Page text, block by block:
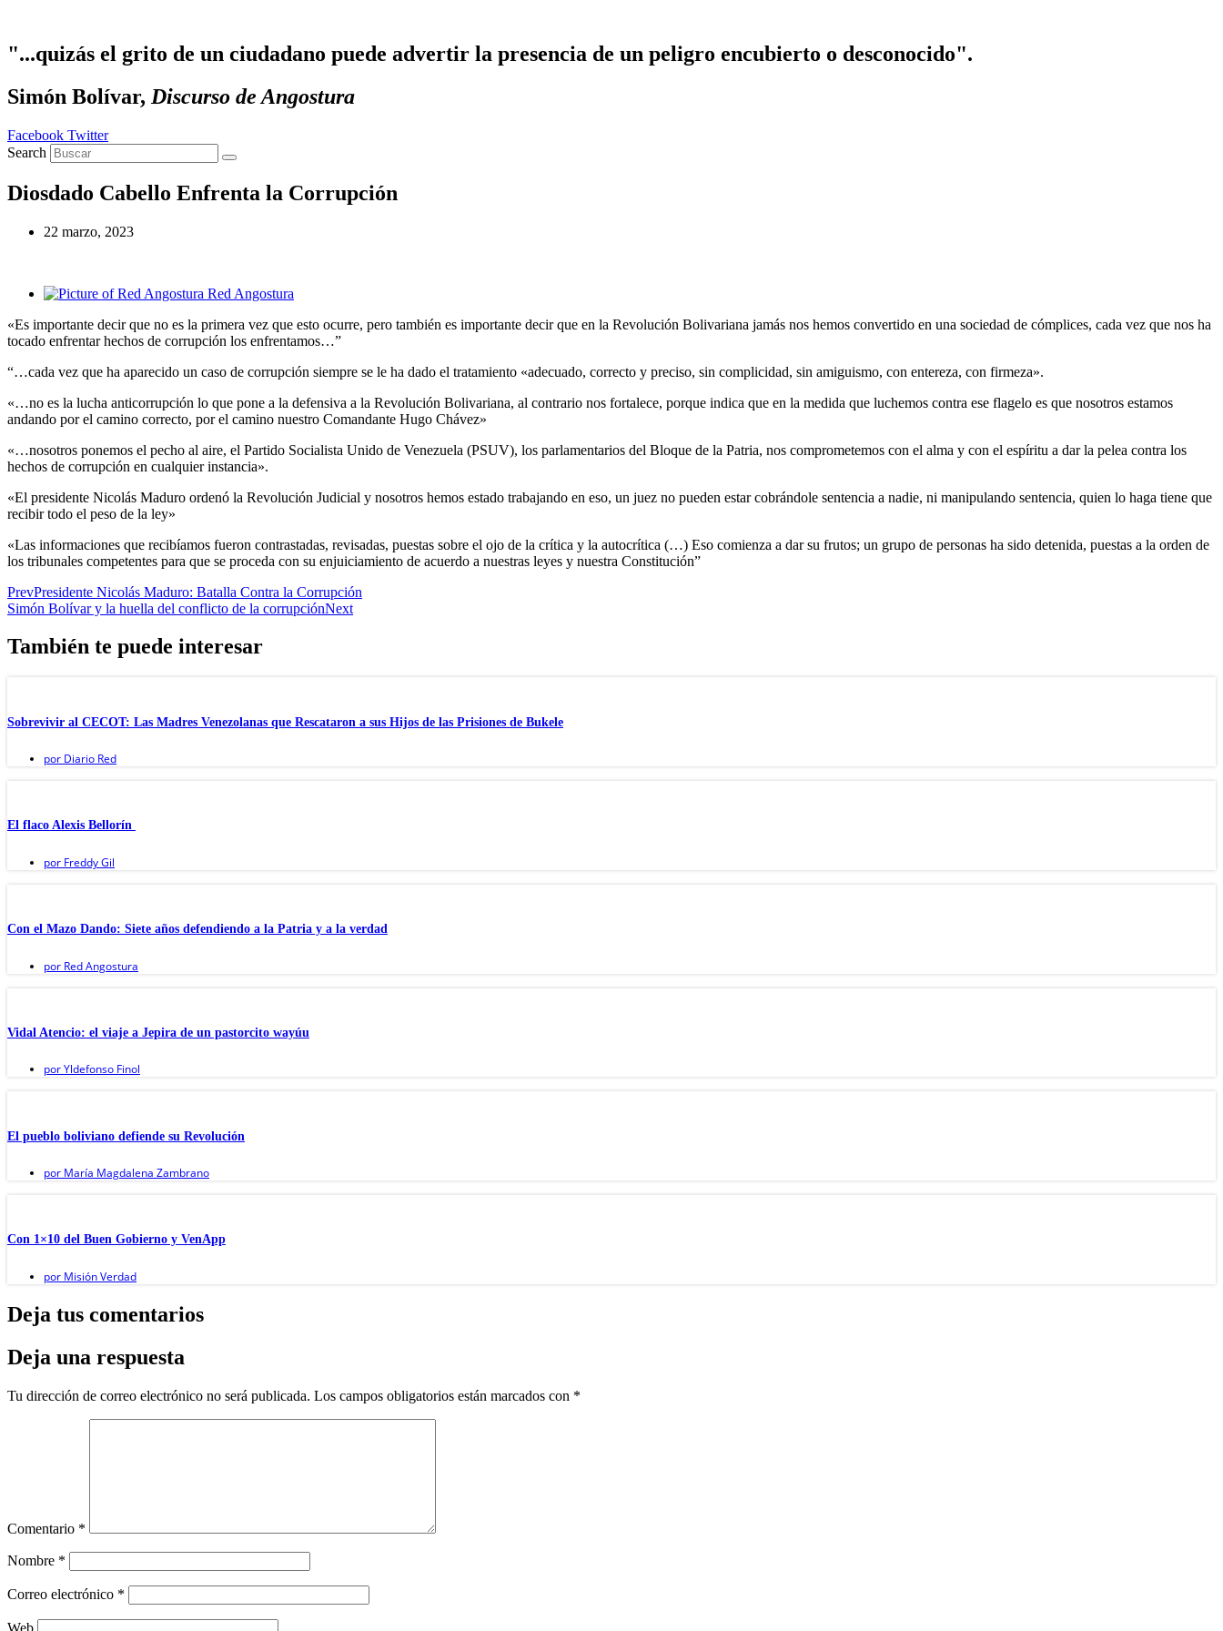
contenido
"...quizás el grito de un ciudadano puede advertir la presencia de un peligro encubierto o desconocido".
Simón Bolívar, Discurso de Angostura
Facebook Twitter
Search
Diosdado Cabello Enfrenta la Corrupción
22 marzo, 2023
Red Angostura
«Es importante decir que no es la primera vez que esto ocurre, pero también es importante decir que en la Revolución Bolivariana jamás nos hemos convertido en una sociedad de cómplices, cada vez que nos ha
tocado enfrentar hechos de corrupción los enfrentamos…”
“…cada vez que ha aparecido un caso de corrupción siempre se le ha dado el tratamiento «adecuado, correcto y preciso, sin complicidad, sin amiguismo, con entereza, con firmeza».
«…no es la lucha anticorrupción lo que pone a la defensiva a la Revolución Bolivariana, al contrario nos fortalece, porque indica que en la medida que luchemos contra ese flagelo es que nosotros estamos
andando por el camino correcto, por el camino nuestro Comandante Hugo Chávez»
«…nosotros ponemos el pecho al aire, el Partido Socialista Unido de Venezuela (PSUV), los parlamentarios del Bloque de la Patria, nos comprometemos con el alma y con el espíritu a dar la pelea contra los
hechos de corrupción en cualquier instancia».
«El presidente Nicolás Maduro ordenó la Revolución Judicial y nosotros hemos estado trabajando en eso, un juez no pueden estar cobrándole sentencia a nadie, ni manipulando sentencia, quien lo haga tiene que
recibir todo el peso de la ley»
«Las informaciones que recibíamos fueron contrastadas, revisadas, puestas sobre el ojo de la crítica y la autocrítica (…) Eso comienza a dar su frutos; un grupo de personas ha sido detenida, puestas a la orden de
los tribunales competentes para que se proceda con su enjuiciamiento de acuerdo a nuestras leyes y nuestra Constitución”
PrevPresidente Nicolás Maduro: Batalla Contra la Corrupción
Simón Bolívar y la huella del conflicto de la corrupciónNext
También te puede interesar
Sobrevivir al CECOT: Las Madres Venezolanas que Rescataron a sus Hijos de las Prisiones de Bukele
por Diario Red
El flaco Alexis Bellorín
por Freddy Gil
Con el Mazo Dando: Siete años defendiendo a la Patria y a la verdad
por Red Angostura
Vidal Atencio: el viaje a Jepira de un pastorcito wayúu
porYldefonso Finol
El pueblo boliviano defiende su Revolución
por María Magdalena Zambrano
Con 1×10 del Buen Gobierno y VenApp
por Misión Verdad
Deja tus comentarios
Deja una respuesta
Tu dirección de correo electrónico no será publicada. Los campos obligatorios están marcados con *
Comentario *
Nombre *
Correo electrónico *
Web